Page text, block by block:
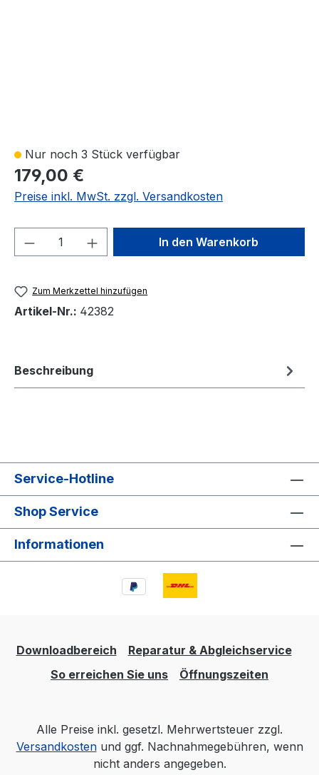
Nur noch 3 Stück verfügbar
179,00 €
Preise inkl. MwSt. zzgl. Versandkosten
Produkt Anzahl: Gib denIn den Warenkorb
Zum Merkzettel hinzufügen
Artikel-Nr.: 42382
Beschreibung
Service-Hotline
Shop Service
Informationen
Downloadbereich
Reparatur & Abgleichservice
So erreichen Sie uns
Öffnungszeiten
Alle Preise inkl. gesetzl. Mehrwertsteuer zzgl.
Versandkostenund ggf. Nachnahmegebühren, wenn
nicht anders angegeben.